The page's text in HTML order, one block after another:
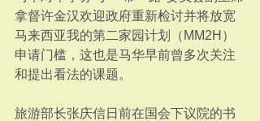
拿督许金汉欢迎政府重新检讨并将放宽
马来西亚我的第二家园计划（MM2H）
申请门槛，这也是马华早前曾多次关注
和提出看法的课题。
旅游部长张庆信日前在国会下议院的书